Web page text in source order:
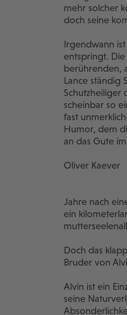
mehr solcher
doch seine
Irgendwann
entspringt.
berührenden,
Lance ständig
Schutzheiliger
scheinbar so
fast
Humor, dem
an das Gute
Oliver Kaever
Jahre nach
ein
Doch das
Bruder von
Alvin ist ein
seine